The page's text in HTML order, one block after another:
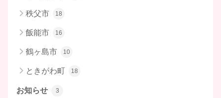
秩父市 18
飯能市 16
鶴ヶ島市 10
ときがわ町 18
お知らせ 3